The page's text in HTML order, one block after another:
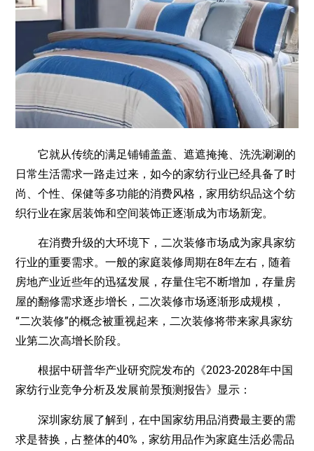
它就从传统的满足铺铺盖盖、遮遮掩掩、洗洗涮涮的
日常生活需求一路走过来，如今的家纺行业已经具备了时
尚、个性、保健等多功能的消费风格，家用纺织品这个纺
织行业在家居装饰和空间装饰正逐渐成为市场新宠。
在消费升级的大环境下，二次装修市场成为家具家纺
行业的重要需求。一般的家庭装修周期在8年左右，随着
房地产业近些年的迅猛发展，存量住宅不断增加，存量房
屋的翻修需求逐步增长，二次装修市场逐渐形成规模，
“二次装修”的概念被重视起来，二次装修将带来家具家纺
业第二次高增长阶段。
根据中研普华产业研究院发布的《2023-2028年中国
家纺行业竞争分析及发展前景预测报告》显示：
深圳家纺展了解到，在中国家纺用品消费最主要的需
求是替换，占整体的40%，家纺用品作为家庭生活必需品